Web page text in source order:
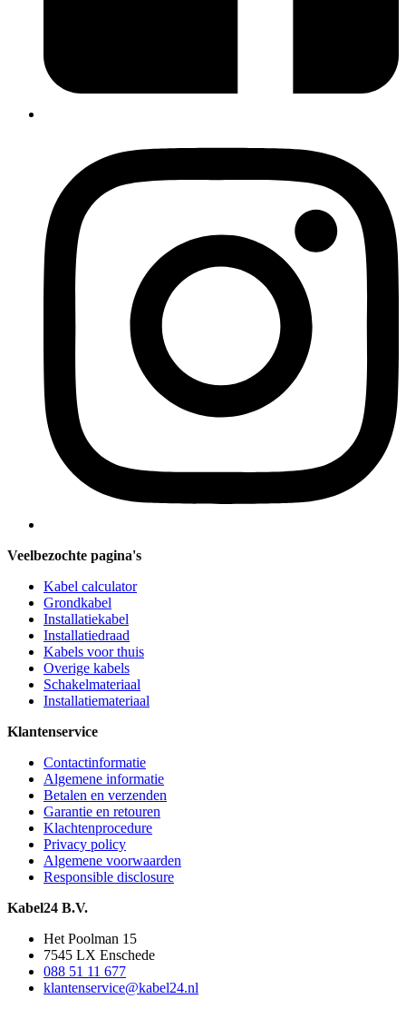
Veelbezochte pagina's
Kabel calculator
Grondkabel
Installatiekabel
Installatiedraad
Kabels voor thuis
Overige kabels
Schakelmateriaal
Installatiemateriaal
Klantenservice
Contactinformatie
Algemene informatie
Betalen en verzenden
Garantie en retouren
Klachtenprocedure
Privacy policy
Algemene voorwaarden
Responsible disclosure
Kabel24 B.V.
Het Poolman 15
7545 LX Enschede
088 51 11 677
klantenservice@kabel24.nl